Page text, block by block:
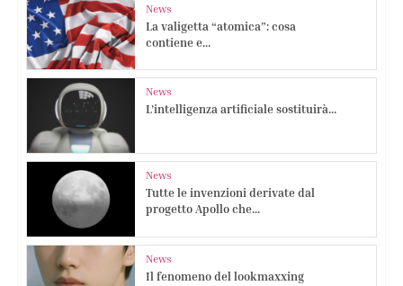
News
La valigetta “atomica”: cosa
contiene e...
News
L’intelligenza artificiale sostituirà...
News
Tutte le invenzioni derivate dal
progetto Apollo che...
News
Il fenomeno del lookmaxxing